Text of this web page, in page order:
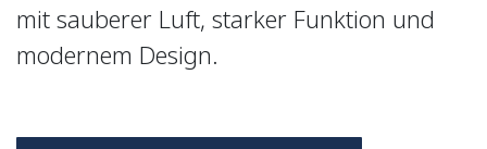
mit sauberer Luft, starker Funktion und
modernem Design.